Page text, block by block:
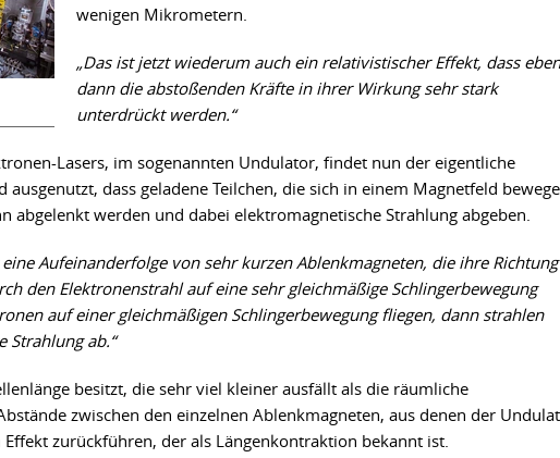
wenigen Mikrometern.
„Das ist jetzt wiederum auch ein relativistischer Effekt, dass eben
dann die abstoßenden Kräfte in ihrer Wirkung sehr stark
unterdrückt werden.“
Lasers, im sogenannten Undulator, findet nun der eigentliche
ausgenutzt, dass geladene Teilchen, die sich in einem Magnetfeld
abgelenkt werden und dabei elektromagnetische Strahlung abgeben.
Aufeinanderfolge von sehr kurzen Ablenkmagneten, die ihre Richtung
den Elektronenstrahl auf eine sehr gleichmäßige Schlingerbewegung
auf einer gleichmäßigen Schlingerbewegung fliegen, dann strahlen
Strahlung ab.“
besitzt, die sehr viel kleiner ausfällt als die räumliche
zwischen den einzelnen Ablenkmagneten, aus denen der
Effekt zurückführen, der als Längenkontraktion bekannt ist.